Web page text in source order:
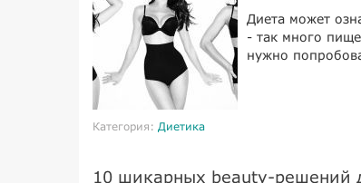
Диета может
- так много
нужно
Категория: Диетика
10 шикарных beauty-решений